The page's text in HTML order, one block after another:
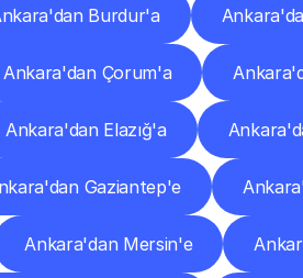
Burdur'a
Ankara'dan Çorum'a
Ankara'dan Elazığ'a
Gaziantep'e
Ankara'dan Mersin'e